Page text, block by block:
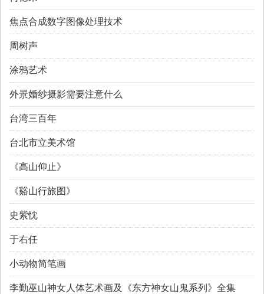
焦点合成数字图像处理技术
周树声
涂鸦艺术
外景婚纱摄影需要注意什么
台湾三百年
台北市立美术馆
《高山仰止》
《谿山行旅图》
史紫忱
于右任
小动物简笔画
李勤巫山神女人体艺术画及《东方神女山鬼系列》全集